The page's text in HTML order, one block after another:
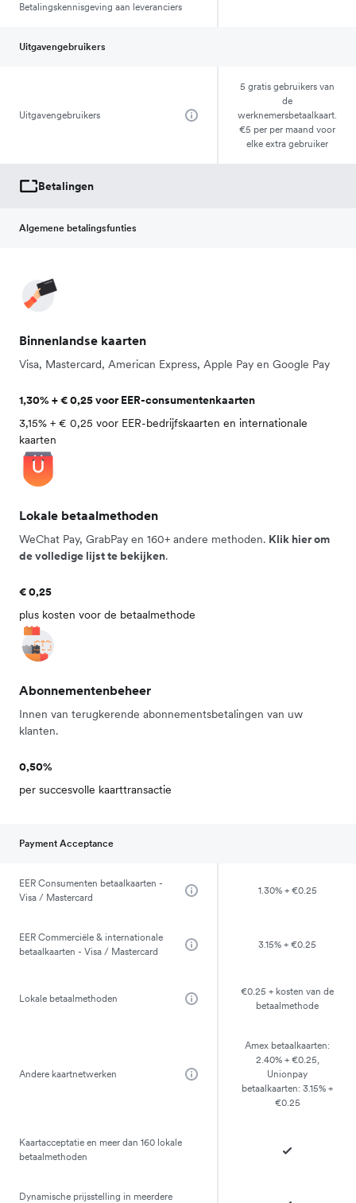
Betalingskennisgeving aan leveranciers
Uitgavengebruikers
Uitgavengebruikers
5 gratis gebruikers van
de
werknemersbetaalkaart.
€5 per per maand voor
elke extra gebruiker
Betalingen
Algemene betalingsfunties
Binnenlandse kaarten
Visa, Mastercard, American Express, Apple Pay en Google Pay
1,30% + € 0,25 voor EER-consumentenkaarten
3,15% + € 0,25 voor EER-bedrijfskaarten en internationale
kaarten
Lokale betaalmethoden
WeChat Pay, GrabPay en 160+ andere methoden. Klik hier om
de volledige lijst te bekijken.
€ 0,25
plus kosten voor de betaalmethode
Abonnementenbeheer
Innen van terugkerende abonnementsbetalingen van uw
klanten.
0,50%
per succesvolle kaarttransactie
Payment Acceptance
EER Consumenten betaalkaarten -
Visa / Mastercard
1.30% + €0.25
EER Commerciële & internationale
betaalkaarten - Visa / Mastercard
3.15% + €0.25
Lokale betaalmethoden
€0.25 + kosten van de
betaalmethode
Andere kaartnetwerken
Amex betaalkaarten:
2.40% + €0.25,
Unionpay
betaalkaarten: 3.15% +
€0.25
Kaartacceptatie en meer dan 160 lokale
betaalmethoden
Dynamische prijsstelling in meerdere